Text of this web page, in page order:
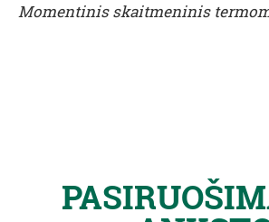
Momentinis skaitmeninis